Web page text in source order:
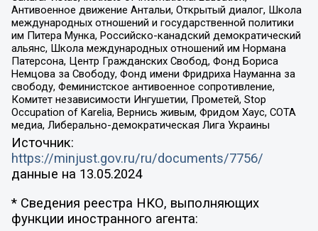
Антивоенное движение Антальи, Открытый диалог, Школа
международных отношений и государственной политики
им Питера Мунка, Российско-канадский демократический
альянс, Школа международных отношений им Нормана
Патерсона, Центр Гражданских Свобод, Фонд Бориса
Немцова за Свободу, Фонд имени Фридриха Науманна за
свободу, Феминистское антивоенное сопротивление,
Комитет независимости Ингушетии, Прометей, Stop
Occupation of Karelia, Вернись живым, Фридом Хаус, СОТА
медиа, Либерально-демократическая Лига Украины
Источник:
https://minjust.gov.ru/ru/documents/7756/
данные на 13.05.2024
* Сведения реестра НКО, выполняющих
функции иностранного агента: